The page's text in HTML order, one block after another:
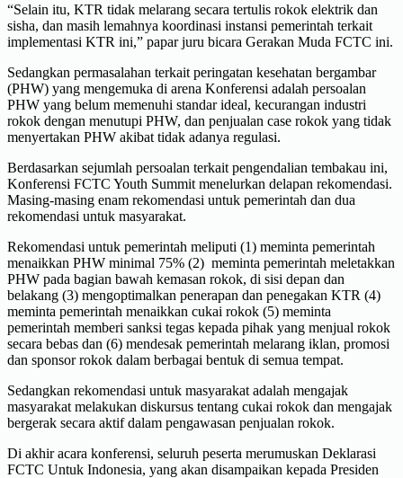
“Selain itu, KTR tidak melarang secara tertulis rokok elektrik dan
sisha, dan masih lemahnya koordinasi instansi pemerintah terkait
implementasi KTR ini,” papar juru bicara Gerakan Muda FCTC ini.
Sedangkan permasalahan terkait peringatan kesehatan bergambar
(PHW) yang mengemuka di arena Konferensi adalah persoalan
PHW yang belum memenuhi standar ideal, kecurangan industri
rokok dengan menutupi PHW, dan penjualan case rokok yang tidak
menyertakan PHW akibat tidak adanya regulasi.
Berdasarkan sejumlah persoalan terkait pengendalian tembakau ini,
Konferensi FCTC Youth Summit menelurkan delapan rekomendasi.
Masing-masing enam rekomendasi untuk pemerintah dan dua
rekomendasi untuk masyarakat.
Rekomendasi untuk pemerintah meliputi (1) meminta pemerintah
menaikkan PHW minimal 75% (2) meminta pemerintah meletakkan
PHW pada bagian bawah kemasan rokok, di sisi depan dan
belakang (3) mengoptimalkan penerapan dan penegakan KTR (4)
meminta pemerintah menaikkan cukai rokok (5) meminta
pemerintah memberi sanksi tegas kepada pihak yang menjual rokok
secara bebas dan (6) mendesak pemerintah melarang iklan, promosi
dan sponsor rokok dalam berbagai bentuk di semua tempat.
Sedangkan rekomendasi untuk masyarakat adalah mengajak
masyarakat melakukan diskursus tentang cukai rokok dan mengajak
bergerak secara aktif dalam pengawasan penjualan rokok.
Di akhir acara konferensi, seluruh peserta merumuskan Deklarasi
FCTC Untuk Indonesia, yang akan disampaikan kepada Presiden